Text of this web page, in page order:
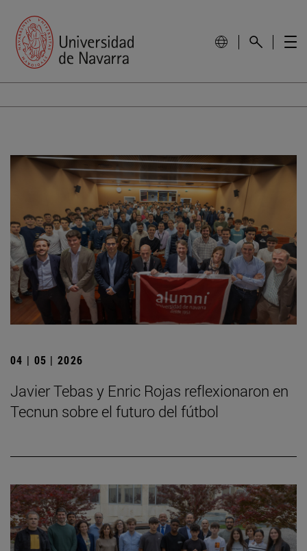
04 | 05 | 2026
Javier Tebas y Enric Rojas reflexionaron en
Tecnun sobre el futuro del fútbol